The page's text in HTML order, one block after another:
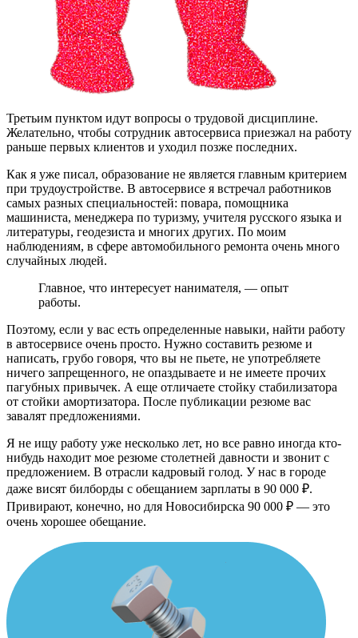
Третьим пунктом идут вопросы о трудовой дисциплине.
Желательно, чтобы сотрудник автосервиса приезжал на работу
раньше первых клиентов и уходил позже последних.
Как я уже писал, образование не является главным критерием
при трудоустройстве. В автосервисе я встречал работников
самых разных специальностей: повара, помощника
машиниста, менеджера по туризму, учителя русского языка и
литературы, геодезиста и многих других. По моим
наблюдениям, в сфере автомобильного ремонта очень много
случайных людей.
Главное, что интересует нанимателя, — опыт
работы.
Поэтому, если у вас есть определенные навыки, найти работу
в автосервисе очень просто. Нужно составить резюме и
написать, грубо говоря, что вы не пьете, не употребляете
ничего запрещенного, не опаздываете и не имеете прочих
пагубных привычек. А еще отличаете стойку стабилизатора
от стойки амортизатора. После публикации резюме вас
завалят предложениями.
Я не ищу работу уже несколько лет, но все равно иногда кто-
нибудь находит мое резюме столетней давности и звонит с
предложением. В отрасли кадровый голод. У нас в городе
даже висят билборды с обещанием зарплаты в 90 000 ₽.
Привирают, конечно, но для Новосибирска 90 000 ₽ — это
очень хорошее обещание.